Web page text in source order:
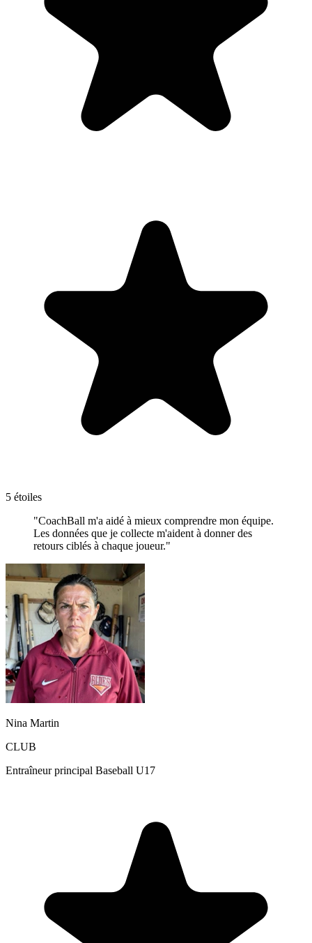
5 étoiles
"CoachBall m'a aidé à mieux comprendre mon équipe.
Les données que je collecte m'aident à donner des
retours ciblés à chaque joueur."
Nina Martin
CLUB
Entraîneur principal Baseball U17